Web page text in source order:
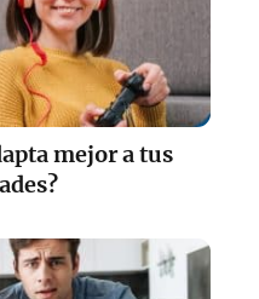
mejor a tus